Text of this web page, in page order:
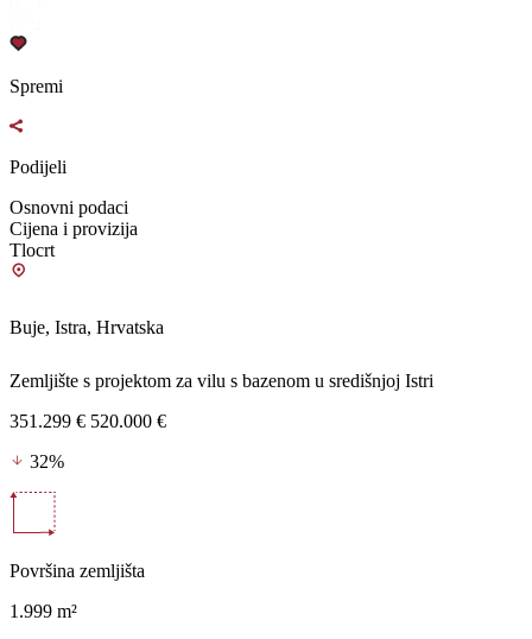
Spremi
Podijeli
Osnovni podaci
Cijena i provizija
Tlocrt
Buje, Istra, Hrvatska
Zemljište s projektom za vilu s bazenom u središnjoj Istri
351.299 € 520.000 €
32%
Površina zemljišta
1.999 m²